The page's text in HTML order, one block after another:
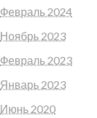
Февраль 2024
Ноябрь 2023
Февраль 2023
Январь 2023
Июнь 2020